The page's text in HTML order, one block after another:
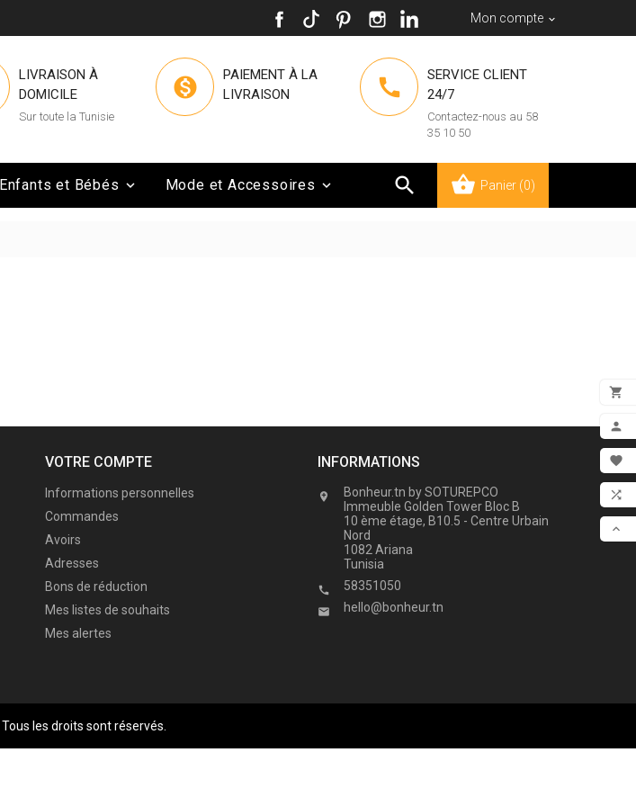





Mon compte 
LIVRAISON À
DOMICILE
Sur toute la Tunisie

PAIEMENT À LA
LIVRAISON

SERVICE CLIENT
24/7
Contactez-nous au 58
35 10 50

Enfants et Bébés 
Mode et Accessoires  Panier (0)
VOTRE COMPTE
Informations personnelles
Commandes
Avoirs
Adresses
Bons de réduction
Mes listes de souhaits
Mes alertes
INFORMATIONS

Bonheur.tn by SOTUREPCO
Immeuble Golden Tower Bloc B
10 ème étage, B10.5 - Centre Urbain
Nord
1082 Ariana
Tunisia
 58351050
 hello@bonheur.tn
les droits sont réservés.